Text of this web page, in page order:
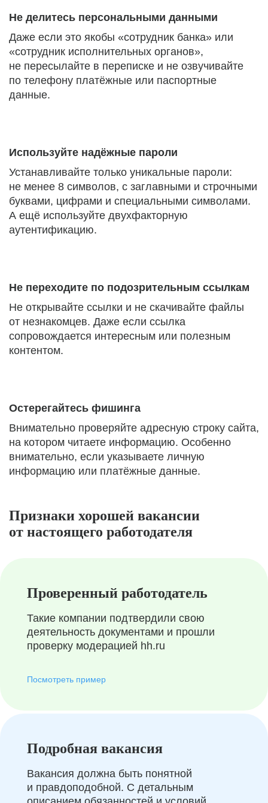
Не делитесь персональными данными
Даже если это якобы «сотрудник банка» или
«сотрудник исполнительных органов»,
не пересылайте в переписке и не озвучивайте
по телефону платёжные или паспортные
данные.
Используйте надёжные пароли
Устанавливайте только уникальные пароли:
не менее 8 символов, с заглавными и строчными
буквами, цифрами и специальными символами.
А ещё используйте двухфакторную
аутентификацию.
Не переходите по подозрительным ссылкам
Не открывайте ссылки и не скачивайте файлы
от незнакомцев. Даже если ссылка
сопровождается интересным или полезным
контентом.
Остерегайтесь фишинга
Внимательно проверяйте адресную строку сайта,
на котором читаете информацию. Особенно
внимательно, если указываете личную
информацию или платёжные данные.
Признаки хорошей вакансии
от настоящего работодателя
Проверенный работодатель
Такие компании подтвердили свою
деятельность документами и прошли
проверку модерацией hh.ru
Посмотреть пример
Подробная вакансия
Вакансия должна быть понятной
и правдоподобной. С детальным